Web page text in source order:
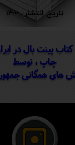
کتاب پینت بال در
چاپ ، توسط
های همگانی
تاریخ انتشار: 1400